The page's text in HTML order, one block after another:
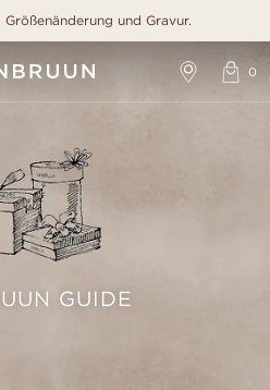
und Gravur.
GUIDE